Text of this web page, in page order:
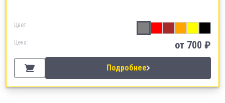
Цвет:
Цена: от 700 ₽
Подробнее